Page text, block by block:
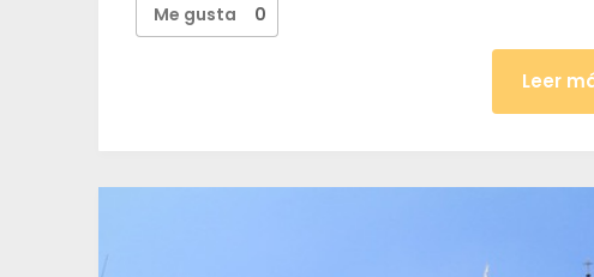
Me gusta 0
Leer